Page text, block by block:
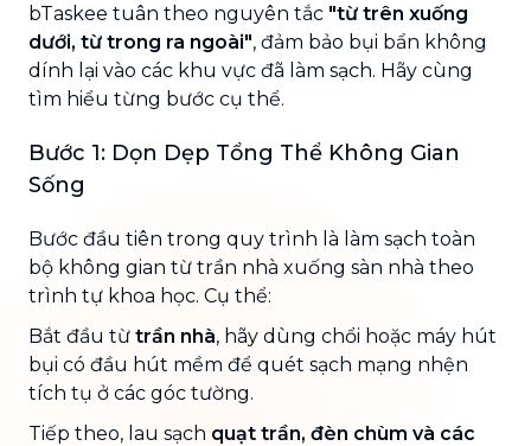
bTaskee tuân theo nguyên tắc "từ trên xuống
dưới, từ trong ra ngoài", đảm bảo bụi bẩn không
dính lại vào các khu vực đã làm sạch. Hãy cùng
tìm hiểu từng bước cụ thể.
Bước 1: Dọn Dẹp Tổng Thể Không Gian
Sống
Bước đầu tiên trong quy trình là làm sạch toàn
bộ không gian từ trần nhà xuống sàn nhà theo
trình tự khoa học. Cụ thể:
Bắt đầu từ trần nhà, hãy dùng chổi hoặc máy hút
bụi có đầu hút mềm để quét sạch mạng nhện
tích tụ ở các góc tường.
Tiếp theo, lau sạch quạt trần, đèn chùm và các